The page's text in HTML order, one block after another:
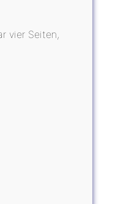
vier Seiten,